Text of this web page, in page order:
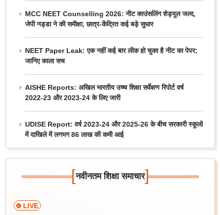
MCC NEET Counselling 2026: नीट काउंसलिंग शेड्यूल जल्द,
जेपी नड्डा ने की समीक्षा, छात्र-केंद्रित कई बड़े सुधार
NEET Paper Leak: एक नहीं कई बार लीक हो चुका है नीट का पेपर;
जानिए काला सच
AISHE Reports: अखिल भारतीय उच्च शिक्षा सर्वेक्षण रिपोर्ट वर्ष
2022-23 और 2023-24 के लिए जारी
UDISE Report: वर्ष 2023-24 और 2025-26 के बीच सरकारी स्कूलों
में दाखिले में लगभग 86 लाख की कमी आई
[नवीनतम शिक्षा समाचार]
LIVE